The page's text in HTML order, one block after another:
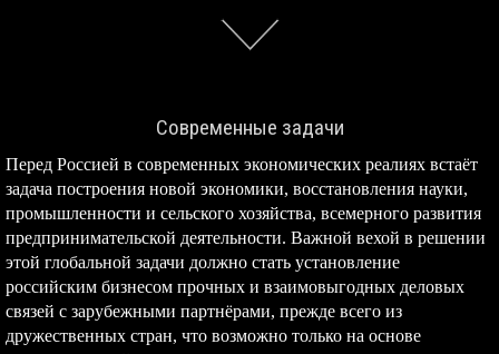
Современные задачи
Перед Россией в современных экономических реалиях встаёт
задача построения новой экономики, восстановления науки,
промышленности и сельского хозяйства, всемерного развития
предпринимательской деятельности. Важной вехой в решении
этой глобальной задачи должно стать установление
российским бизнесом прочных и взаимовыгодных деловых
связей с зарубежными партнёрами, прежде всего из
дружественных стран, что возможно только на основе